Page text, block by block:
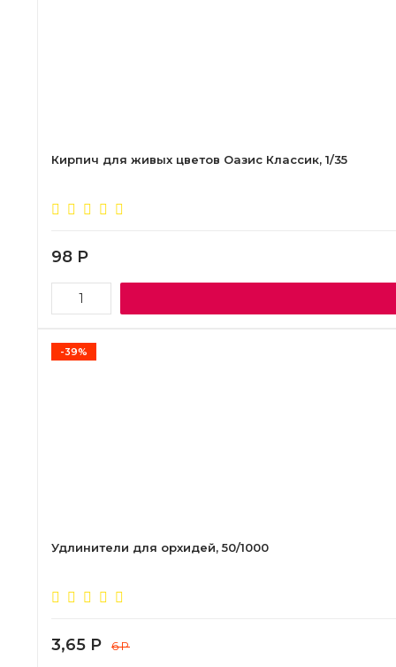
Кирпич для живых цветов Оазис Классик, 1/35
98 Р
-39%
Удлинители для орхидей, 50/1000
3,65 Р 6Р